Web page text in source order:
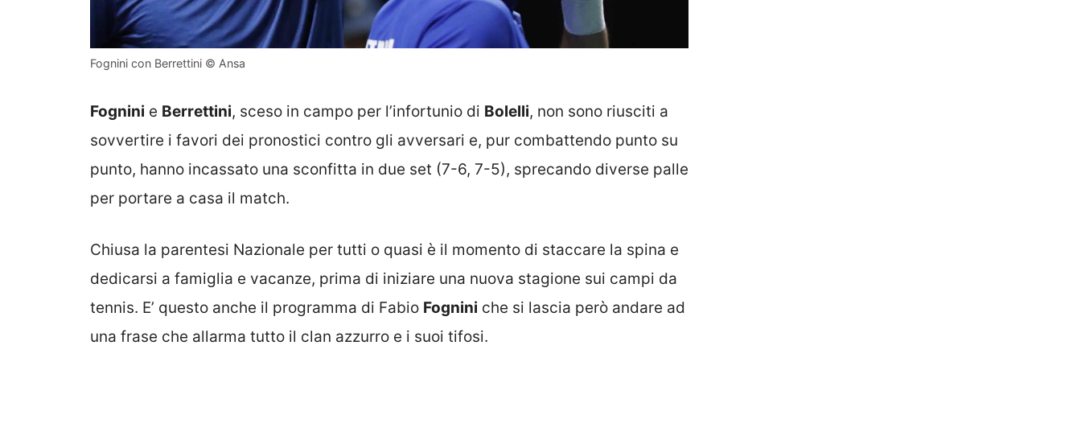
Fognini con Berrettini © Ansa
Fognini e Berrettini, sceso in campo per l’infortunio di Bolelli, non sono riusciti a
sovvertire i favori dei pronostici contro gli avversari e, pur combattendo punto su
punto, hanno incassato una sconfitta in due set (7-6, 7-5), sprecando diverse palle
per portare a casa il match.
Chiusa la parentesi Nazionale per tutti o quasi è il momento di staccare la spina e
dedicarsi a famiglia e vacanze, prima di iniziare una nuova stagione sui campi da
tennis. E’ questo anche il programma di Fabio Fognini che si lascia però andare ad
una frase che allarma tutto il clan azzurro e i suoi tifosi.